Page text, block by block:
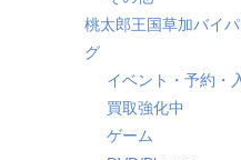
桃太郎王国草加バイ
グ
イベント・予約・
買取強化中
ゲーム